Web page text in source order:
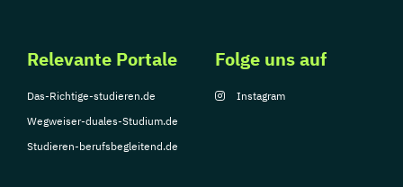
Relevante Portale
Das-Richtige-studieren.de
Wegweiser-duales-Studium.de
Studieren-berufsbegleitend.de
Folge uns auf
Instagram